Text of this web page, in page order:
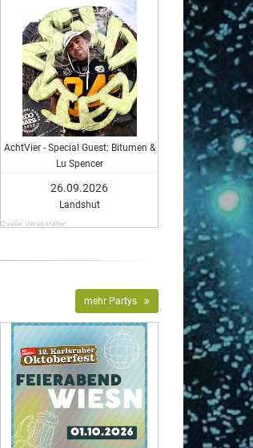
AchtVier - Special Guest: Bitumen &
Lu Spencer
26.09.2026
Landshut
Quelle: Veranstalter
mehr Partys